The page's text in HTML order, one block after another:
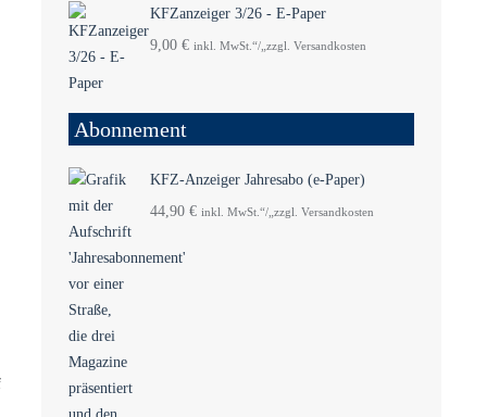
KFZanzeiger 3/26 - E-Paper
9,00 € inkl. MwSt.“/„zzgl. Versandkosten
Abonnement
KFZ-Anzeiger Jahresabo (e-Paper)
44,90 € inkl. MwSt.“/„zzgl. Versandkosten